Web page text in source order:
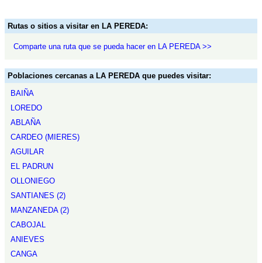
Rutas o sitios a visitar en LA PEREDA:
Comparte una ruta que se pueda hacer en LA PEREDA >>
Poblaciones cercanas a LA PEREDA que puedes visitar:
BAIÑA
LOREDO
ABLAÑA
CARDEO (MIERES)
AGUILAR
EL PADRUN
OLLONIEGO
SANTIANES (2)
MANZANEDA (2)
CABOJAL
ANIEVES
CANGA